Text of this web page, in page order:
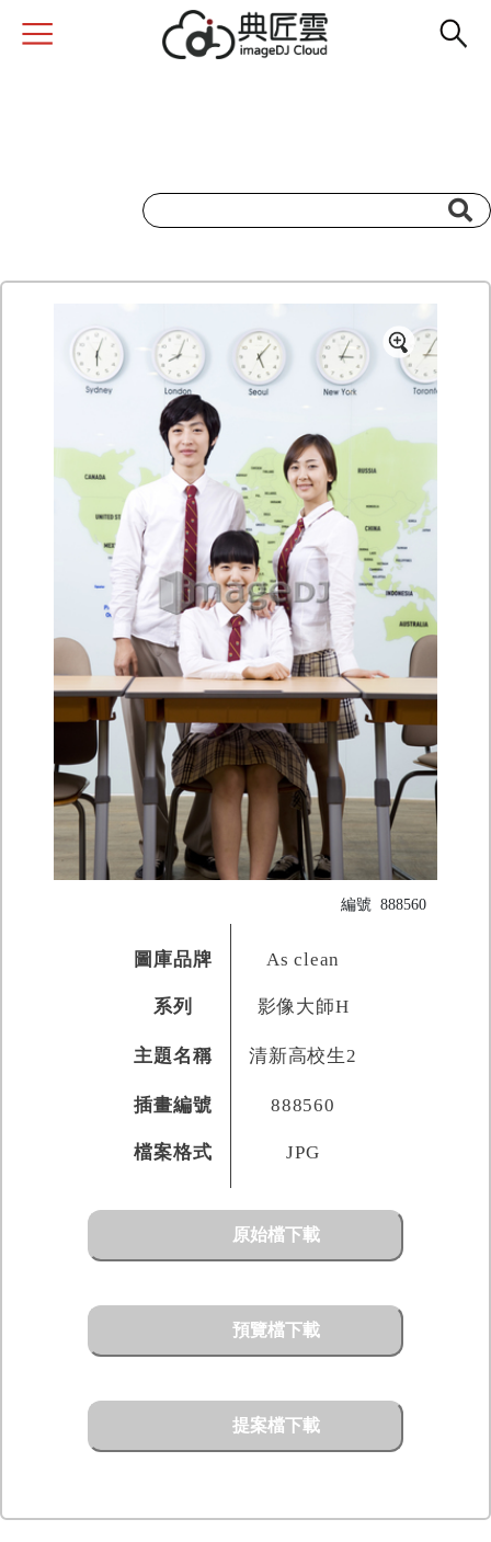
編號 888560
圖庫品牌 As clean
系列 影像大師H
主題名稱 清新高校生2
插畫編號 888560
檔案格式 JPG
原始檔下載
預覽檔下載
提案檔下載